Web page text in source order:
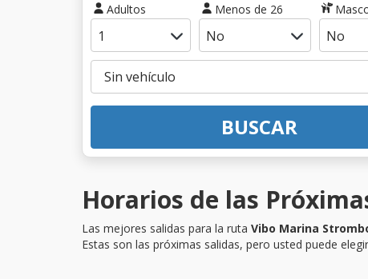
Adultos Menos de 26
BUSCAR
Horarios de las
Las mejores salidas para la ruta Vibo Marina
Estas son las próximas salidas, pero usted puede